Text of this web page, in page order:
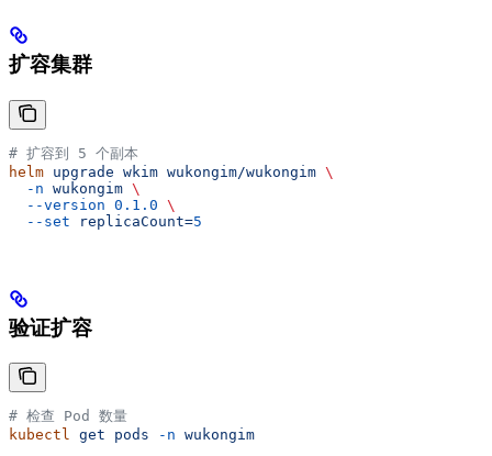
扩容集群
# 扩容到 5 个副本
helm upgrade wkim wukongim/wukongim \
  -n
wukongim \
  --version
0.1.0 \
  --set
replicaCount=5
验证扩容
# 检查 Pod 数量
kubectl get pods -n wukongim